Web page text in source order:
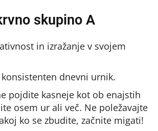
skupino A
in izražanje v svojem
dnevni urnik.
pojdite kasneje kot ob enajstih
osem ur ali več. Ne poležavajte
ko se zbudite, začnite migati!